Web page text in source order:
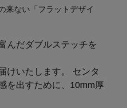
来ない「フラットデザイ
んだダブルステッチを
けいたします。 センタ
を出すために、10mm厚